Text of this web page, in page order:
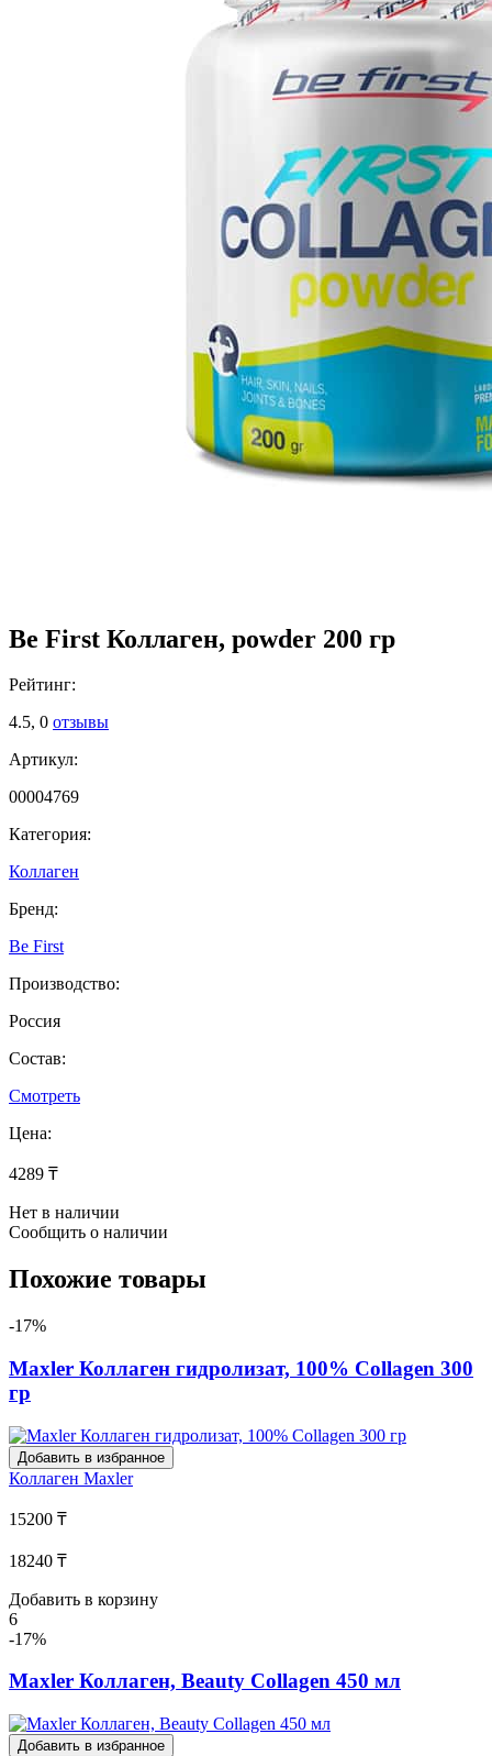
Be First Коллаген, powder 200 гр
Рейтинг:
4.5, 0 отзывы
Артикул:
00004769
Категория:
Коллаген
Бренд:
Be First
Производство:
Россия
Состав:
Смотреть
Цена:
4289 ₸
Нет в наличии
Сообщить о наличии
Похожие товары
-17%
Maxler Коллаген гидролизат, 100% Collagen 300
гр
Добавить в избранное
Коллаген Maxler
15200 ₸
18240 ₸
Добавить в корзину
6
-17%
Maxler Коллаген, Beauty Collagen 450 мл
Добавить в избранное